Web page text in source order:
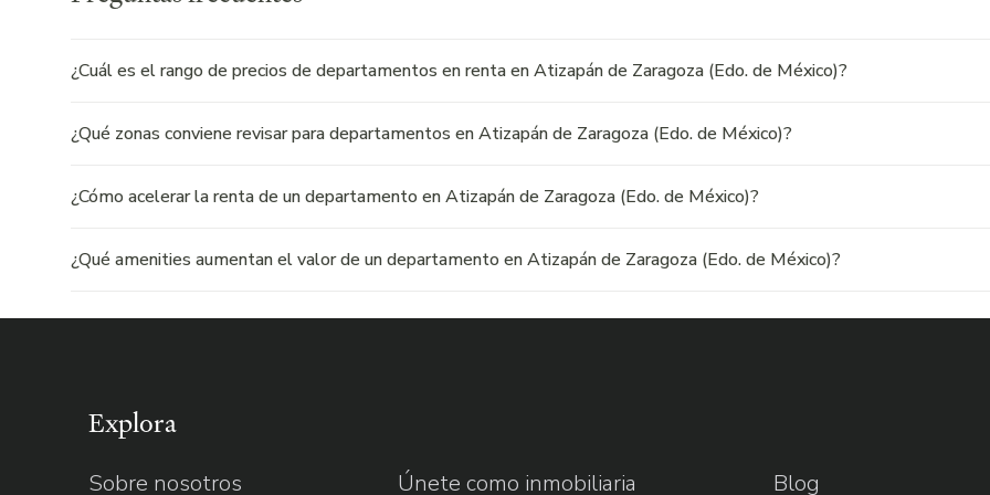
¿Cuál es el rango de precios de departamentos en renta en Atizapán de Zaragoza (Edo. de México)?
¿Qué zonas conviene revisar para departamentos en Atizapán de Zaragoza (Edo. de México)?
¿Cómo acelerar la renta de un departamento en Atizapán de Zaragoza (Edo. de México)?
¿Qué amenities aumentan el valor de un departamento en Atizapán de Zaragoza (Edo. de México)?
Explora
Sobre nosotros Únete como inmobiliaria Blog